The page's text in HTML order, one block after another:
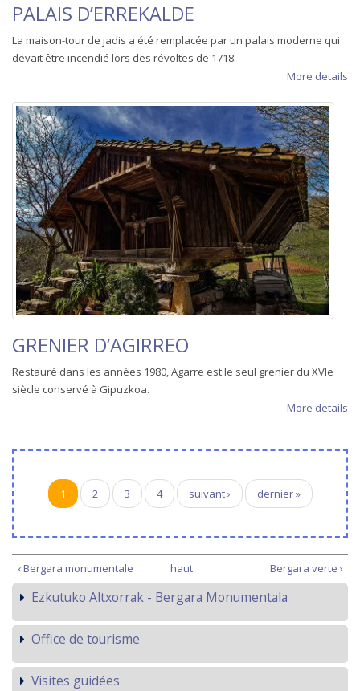
PALAIS D’ERREKALDE
La maison-tour de jadis a été remplacée par un palais moderne qui
devait être incendié lors des révoltes de 1718.
More details
GRENIER D’AGIRREO
Restauré dans les années 1980, Agarre est le seul grenier du XVIe
siècle conservé à Gipuzkoa.
More details
Pages
1 2 3 4 suivant › dernier »
‹ Bergara monumentale haut Bergara verte ›
Ezkutuko Altxorrak - Bergara Monumentala
Office de tourisme
Visites guidées